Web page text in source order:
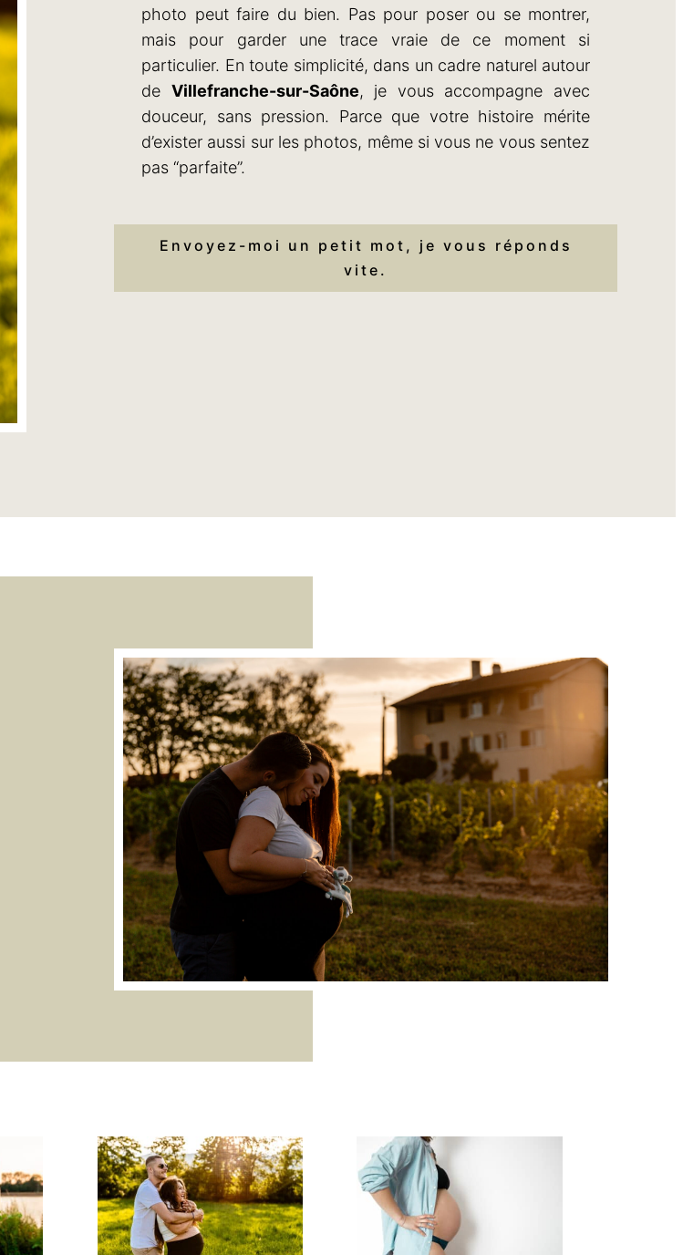
photo peut faire du bien. Pas pour poser ou se montrer,
mais pour garder une trace vraie de ce moment si
particulier. En toute simplicité, dans un cadre naturel autour
de Villefranche-sur-Saône, je vous accompagne avec
douceur, sans pression. Parce que votre histoire mérite
d’exister aussi sur les photos, même si vous ne vous sentez
pas “parfaite”.
Envoyez-moi un petit mot, je vous réponds
vite.